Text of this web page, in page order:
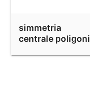
simmetria
centrale poligoni
regolari